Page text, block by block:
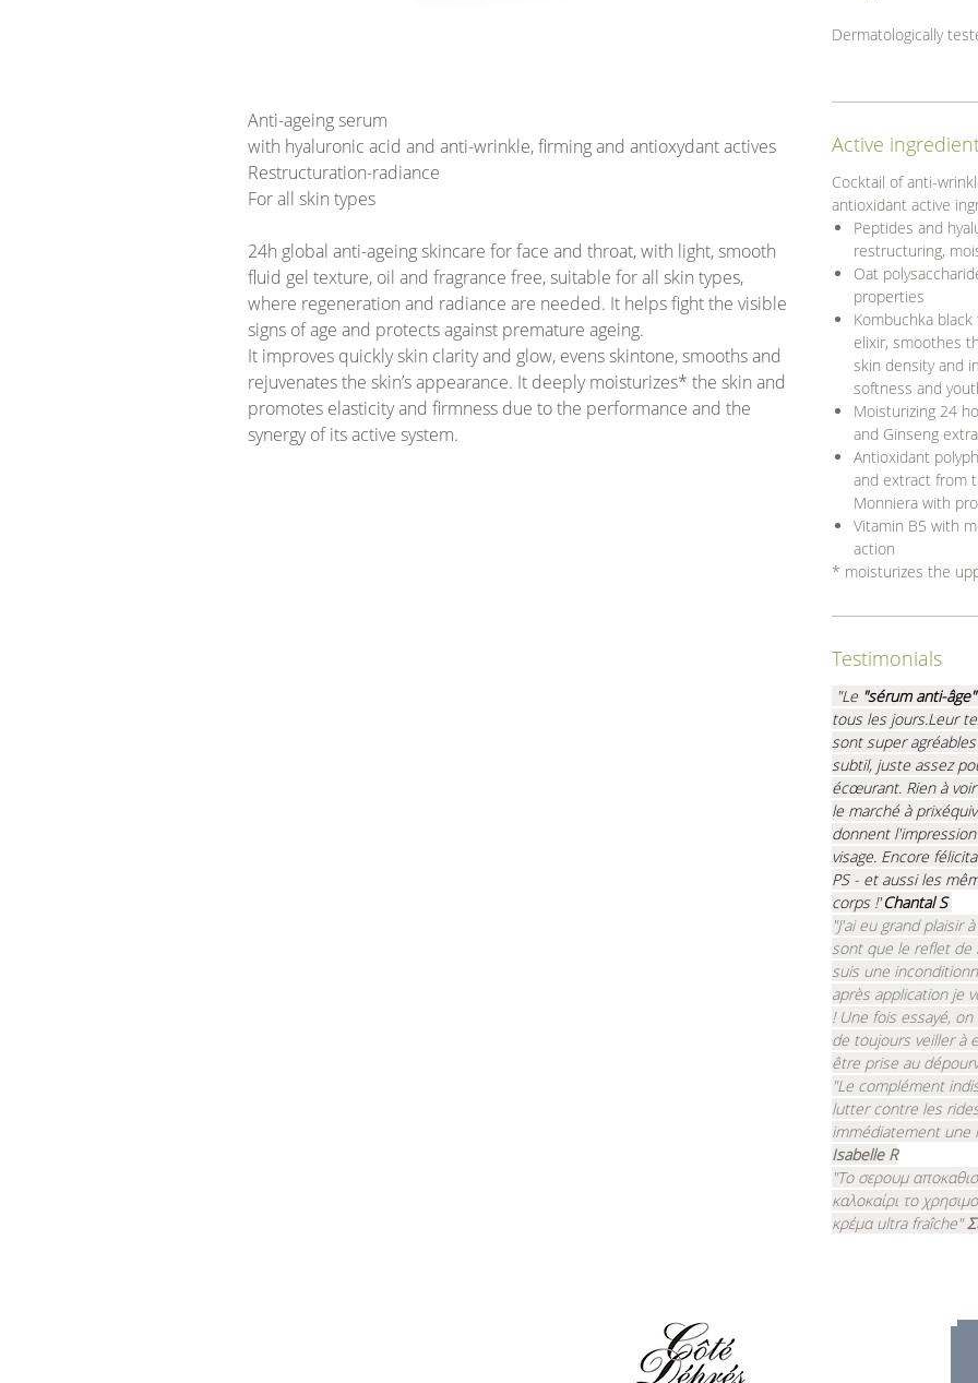
Anti-ageing serum
with hyaluronic acid and anti-wrinkle, firming and antioxydant actives
Restructuration-radiance
For all skin types
24h global anti-ageing skincare for face and throat, with light, smooth
fluid gel texture, oil and fragrance free, suitable for all skin types,
where regeneration and radiance are needed. It helps fight the visible
signs of age and protects against premature ageing.
It improves quickly skin clarity and glow, evens skintone, smooths and
rejuvenates the skin’s appearance. It deeply moisturizes* the skin and
promotes elasticity and firmness due to the performance and the
synergy of its active system.
Dermatologically
Active
Cocktail of anti-
antioxidant active
Peptides and
restructuring,
Oat
properties
Kombuchka
elixir, smoothes
skin density and
softness and
Moisturizing 24
and Ginseng
Antioxidant
and extract from
Monniera with
Vitamin B5 with
action
* moisturizes the
Testimonials
"Le "sérum anti-
tous les jours.Leur
sont super
subtil, juste assez
écœurant. Rien à
le marché à
donnent
visage. Encore
PS - et aussi les
corps !"Chantal S
"J'ai eu grand plaisir
sont que le reflet de
suis une
après application je
! Une fois essayé,
de toujours veiller à
être prise au
"Le complément
lutter contre les
immédiatement une
Isabelle R
"Το σερουμ
καλοκαίρι το
κρέμα ultra fraîche"